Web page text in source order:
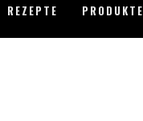
REZEPTE PRODUKTE